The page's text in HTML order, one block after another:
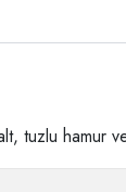
tuzlu hamur